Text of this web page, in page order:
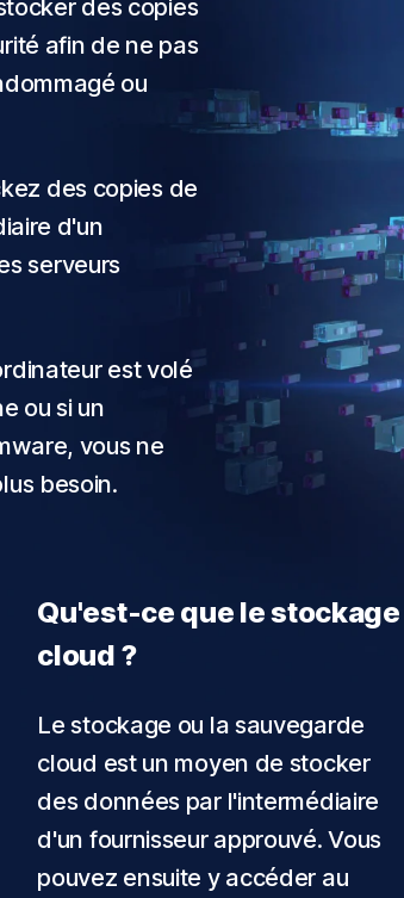
des copies
afin de ne pas
ou
des copies de
d'un
serveurs
est volé
ou si un
vous ne
besoin.
Qu'est-ce que le stockage
cloud ?
Le stockage ou la sauvegarde
cloud est un moyen de stocker
des données par l'intermédiaire
d'un fournisseur approuvé. Vous
pouvez ensuite y accéder au